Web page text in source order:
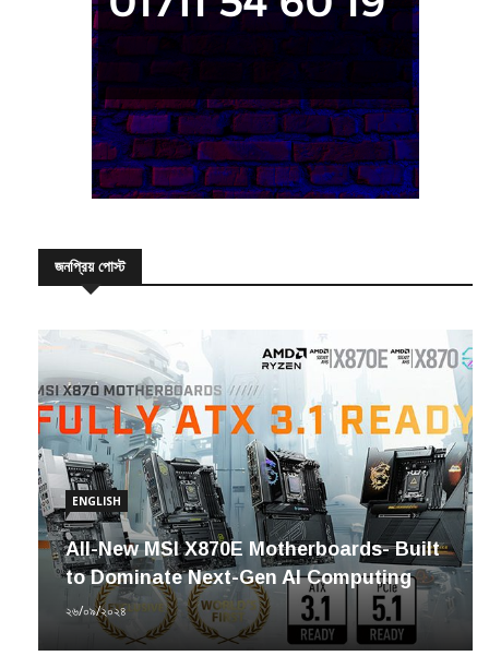
জনপ্রিয় পোস্ট
ENGLISH
All-New MSI X870E Motherboards- Built
to Dominate Next-Gen AI Computing
২৬/০৯/২০২৪